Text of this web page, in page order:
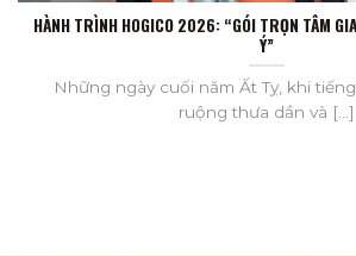
HÀNH TRÌNH HOGICO 2026: “GÓI TRỌN TÂM
Ý”
Những ngày cuối năm Ất Tỵ, khi
ruộng thưa dần và [...]